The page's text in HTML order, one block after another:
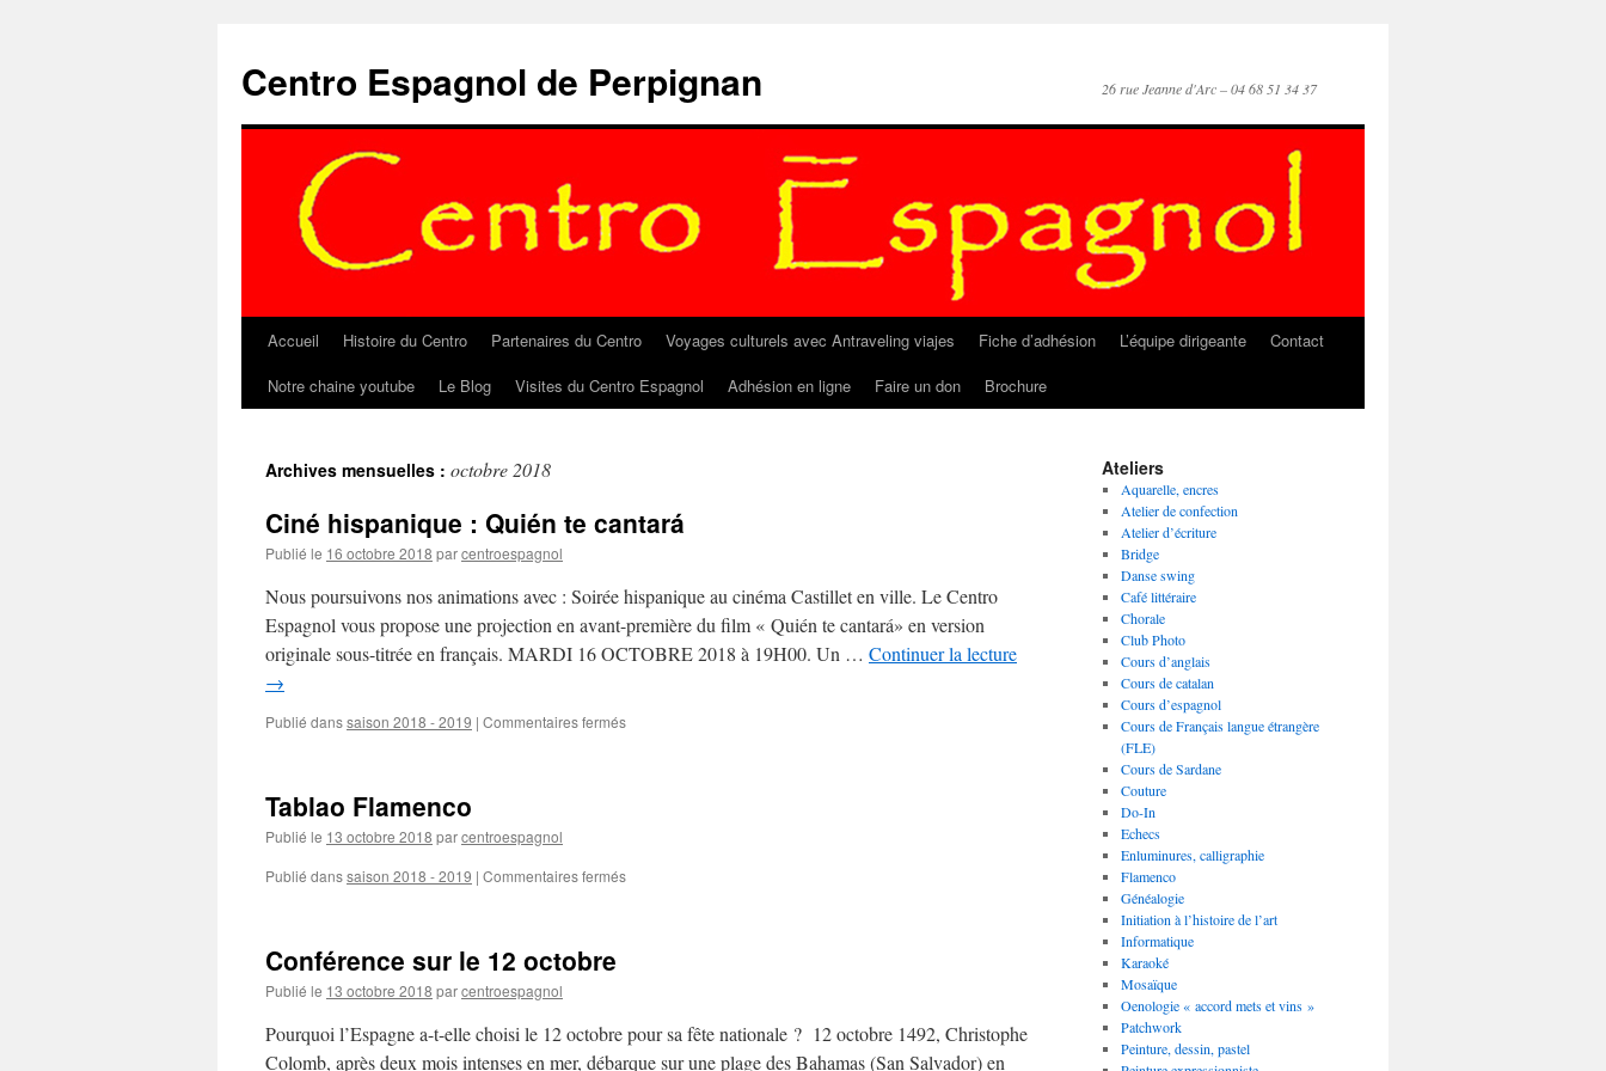
contenu
Centro Espagnol de Perpignan 26 rue Jeanne d'Arc – 04 68 51 34 37
Accueil Histoire du Centro Partenaires du Centro Voyages culturels avec Antraveling viajes Fiche d’adhésion L’équipe dirigeante
Contact
Notre chaine youtube
Le Blog Visites du Centro Espagnol Adhésion en ligne Faire un don Brochure
Archives mensuelles : octobre 2018
Ciné hispanique : Quién te cantará
Publié le 16 octobre 2018 parcentroespagnol
Nous poursuivons nos animations avec : Soirée hispanique au cinéma Castillet en ville. Le Centro
Espagnol vous propose une projection en avant-première du film « Quién te cantará» en version
originale sous-titrée en français. MARDI 16 OCTOBRE 2018 à 19H00. Un … Continuer la lecture
→
Publié danssaison 2018 - 2019 | Commentaires fermés
Tablao Flamenco
Publié le 13 octobre 2018 parcentroespagnol
Publié danssaison 2018 - 2019 | Commentaires fermés
Conférence sur le 12 octobre
Publié le 13 octobre 2018 parcentroespagnol
Pourquoi l’Espagne a-t-elle choisi le 12 octobre pour sa fête nationale ? 12 octobre 1492, Christophe
Colomb, après deux mois intenses en mer, débarque sur une plage des Bahamas (San Salvador) en
Ateliers
Aquarelle, encres
Atelier de confection
Atelier d’écriture
Bridge
Danse swing
Café littéraire
Chorale
Club Photo
Cours d’anglais
Cours de catalan
Cours d’espagnol
Cours de Français langue étrangère
(FLE)
Cours de Sardane
Couture
Do-In
Echecs
Enluminures, calligraphie
Flamenco
Généalogie
Initiation à l’histoire de l’art
Informatique
Karaoké
Mosaïque
Oenologie « accord mets et vins »
Patchwork
Peinture, dessin, pastel